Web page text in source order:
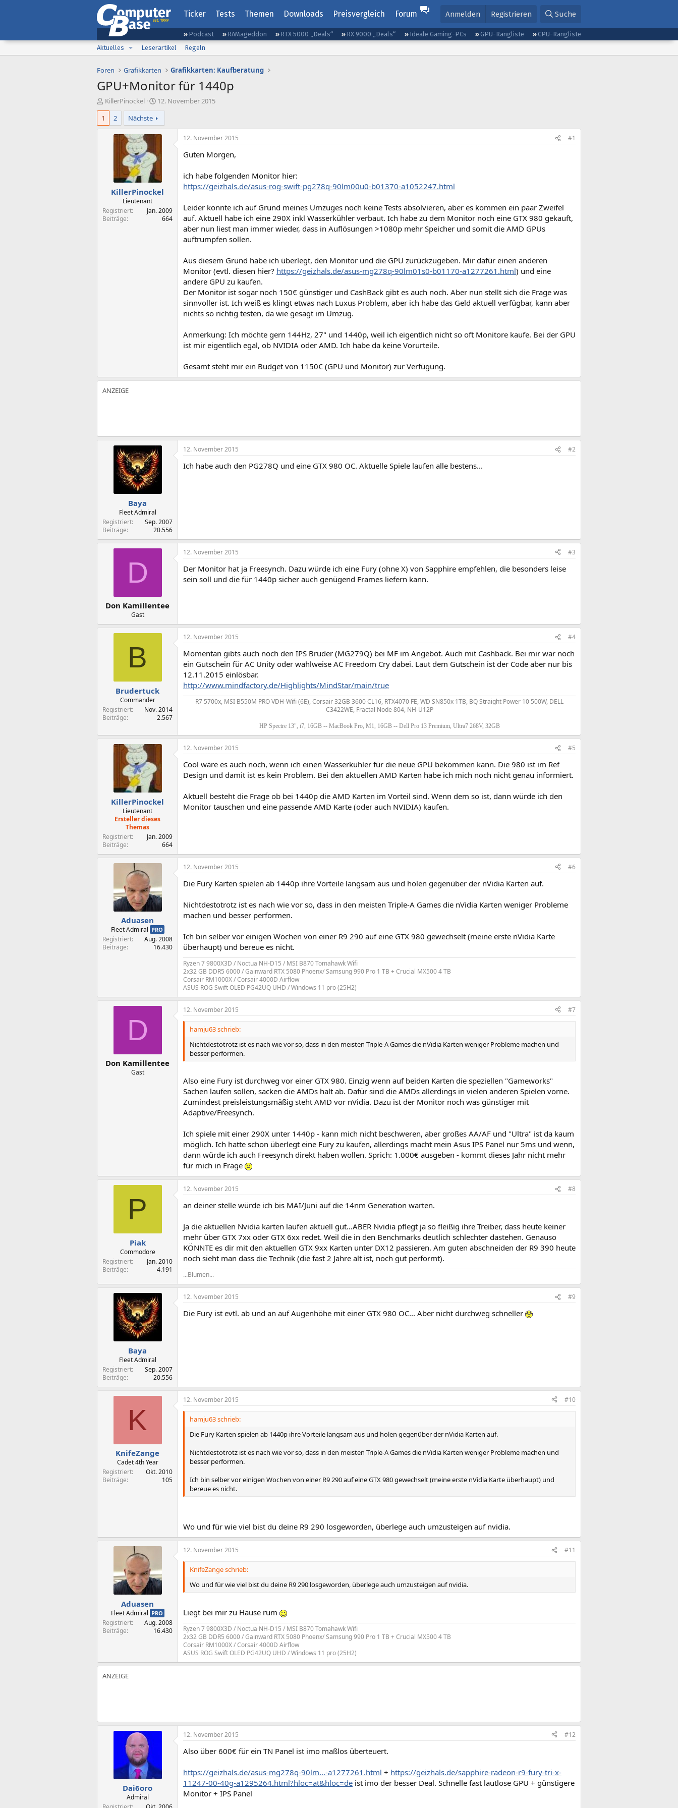
Ticker Tests Themen Downloads Preisvergleich Forum Anmelden Registrieren Suche
Podcast RAMageddon RTX 5000 „Deals“ RX 9000 „Deals“ Ideale Gaming-PCs GPU-Rangliste
CPU-Rangliste
Aktuelles
Leserartikel Regeln
Foren Grafikkarten Grafikkarten: Kaufberatung
GPU+Monitor für 1440p
E
r
t
KillerPinockel
E
r
s
t
e
l
t
a
m
12. November 2015
1
2 Nächste
KillerPinockel
Lieutenant
Registriert
Jan. 2009
Beiträge
664
12. November 2015 #1
Guten Morgen,
ich habe folgenden Monitor hier:
https://geizhals.de/asus-rog-swift-pg278q-90lm00u0-b01370-a1052247.html
Leider konnte ich auf Grund meines Umzuges noch keine Tests absolvieren, aber es kommen ein paar Zweifel
auf. Aktuell habe ich eine 290X inkl Wasserkühler verbaut. Ich habe zu dem Monitor noch eine GTX 980 gekauft,
aber nun liest man immer wieder, dass in Auflösungen >1080p mehr Speicher und somit die AMD GPUs
auftrumpfen sollen.
Aus diesem Grund habe ich überlegt, den Monitor und die GPU zurückzugeben. Mir dafür einen anderen
Monitor (evtl. diesen hier? https://geizhals.de/asus-mg278q-90lm01s0-b01170-a1277261.html) und eine
andere GPU zu kaufen.
Der Monitor ist sogar noch 150€ günstiger und CashBack gibt es auch noch. Aber nun stellt sich die Frage was
sinnvoller ist. Ich weiß es klingt etwas nach Luxus Problem, aber ich habe das Geld aktuell verfügbar, kann aber
nichts so richtig testen, da wie gesagt im Umzug.
Anmerkung: Ich möchte gern 144Hz, 27" und 1440p, weil ich eigentlich nicht so oft Monitore kaufe. Bei der GPU
ist mir eigentlich egal, ob NVIDIA oder AMD. Ich habe da keine Vorurteile.
Gesamt steht mir ein Budget von 1150€ (GPU und Monitor) zur Verfügung.
Baya
Fleet Admiral
Registriert
Sep. 2007
Beiträge
20.556
12. November 2015 #2
Ich habe auch den PG278Q und eine GTX 980 OC. Aktuelle Spiele laufen alle bestens...
D
Don Kamillentee
Gast
12. November 2015 #3
Der Monitor hat ja Freesynch. Dazu würde ich eine Fury (ohne X) von Sapphire empfehlen, die besonders leise
sein soll und die für 1440p sicher auch genügend Frames liefern kann.
B
Brudertuck
Commander
Registriert
Nov. 2014
Beiträge
2.567
12. November 2015 #4
Momentan gibts auch noch den IPS Bruder (MG279Q) bei MF im Angebot. Auch mit Cashback. Bei mir war noch
ein Gutschein für AC Unity oder wahlweise AC Freedom Cry dabei. Laut dem Gutschein ist der Code aber nur bis
12.11.2015 einlösbar.
http://www.mindfactory.de/Highlights/MindStar/main/true
R7 5700x, MSI B550M PRO VDH-Wifi (6E), Corsair 32GB 3600 CL16, RTX4070 FE, WD SN850x 1TB, BQ Straight Power 10 500W, DELL
C3422WE, Fractal Node 804, NH-U12P
HP Spectre 13", i7, 16GB -- MacBook Pro, M1, 16GB -- Dell Pro 13 Premium, Ultra7 268V, 32GB
KillerPinockel
Lieutenant
Ersteller dieses
Themas
Registriert
Jan. 2009
Beiträge
664
12. November 2015 #5
Cool wäre es auch noch, wenn ich einen Wasserkühler für die neue GPU bekommen kann. Die 980 ist im Ref
Design und damit ist es kein Problem. Bei den aktuellen AMD Karten habe ich mich noch nicht genau informiert.
Aktuell besteht die Frage ob bei 1440p die AMD Karten im Vorteil sind. Wenn dem so ist, dann würde ich den
Monitor tauschen und eine passende AMD Karte (oder auch NVIDIA) kaufen.
Aduasen
Fleet Admiral PRO
Registriert
Aug. 2008
Beiträge
16.430
12. November 2015 #6
Die Fury Karten spielen ab 1440p ihre Vorteile langsam aus und holen gegenüber der nVidia Karten auf.
Nichtdestotrotz ist es nach wie vor so, dass in den meisten Triple-A Games die nVidia Karten weniger Probleme
machen und besser performen.
Ich bin selber vor einigen Wochen von einer R9 290 auf eine GTX 980 gewechselt (meine erste nVidia Karte
überhaupt) und bereue es nicht.
Ryzen 7 9800X3D / Noctua NH-D15 / MSI B870 Tomahawk Wifi
2x32 GB DDR5 6000 / Gainward RTX 5080 Phoenx/ Samsung 990 Pro 1 TB + Crucial MX500 4 TB
Corsair RM1000X / Corsair 4000D Airflow
ASUS ROG Swift OLED PG42UQ UHD / Windows 11 pro (25H2)
D
Don Kamillentee
Gast
12. November 2015 #7
hamju63 schrieb:
Nichtdestotrotz ist es nach wie vor so, dass in den meisten Triple-A Games die nVidia Karten weniger Probleme machen und
besser performen.
Also eine Fury ist durchweg vor einer GTX 980. Einzig wenn auf beiden Karten die speziellen "Gameworks"
Sachen laufen sollen, sacken die AMDs halt ab. Dafür sind die AMDs allerdings in vielen anderen Spielen vorne.
Zumindest preisleistungsmäßig steht AMD vor nVidia. Dazu ist der Monitor noch was günstiger mit
Adaptive/Freesynch.
Ich spiele mit einer 290X unter 1440p - kann mich nicht beschweren, aber großes AA/AF und "Ultra" ist da kaum
möglich. Ich hatte schon überlegt eine Fury zu kaufen, allerdings macht mein Asus IPS Panel nur 5ms und wenn,
dann würde ich auch Freesynch direkt haben wollen. Sprich: 1.000€ ausgeben - kommt dieses Jahr nicht mehr
für mich in Frage
P
Piak
Commodore
Registriert
Jan. 2010
Beiträge
4.191
12. November 2015 #8
an deiner stelle würde ich bis MAI/Juni auf die 14nm Generation warten.
Ja die aktuellen Nvidia karten laufen aktuell gut...ABER Nvidia pflegt ja so fleißig ihre Treiber, dass heute keiner
mehr über GTX 7xx oder GTX 6xx redet. Weil die in den Benchmarks deutlich schlechter dastehen. Genauso
KÖNNTE es dir mit den aktuellen GTX 9xx Karten unter DX12 passieren. Am guten abschneiden der R9 390 heute
noch sieht man dass die Technik (die fast 2 Jahre alt ist, noch gut performt).
...Blumen...
Baya
Fleet Admiral
Registriert
Sep. 2007
Beiträge
20.556
12. November 2015 #9
Die Fury ist evtl. ab und an auf Augenhöhe mit einer GTX 980 OC... Aber nicht durchweg schneller
K
KnifeZange
Cadet 4th Year
Registriert
Okt. 2010
Beiträge
105
12. November 2015 #10
hamju63 schrieb:
Die Fury Karten spielen ab 1440p ihre Vorteile langsam aus und holen gegenüber der nVidia Karten auf.
Nichtdestotrotz ist es nach wie vor so, dass in den meisten Triple-A Games die nVidia Karten weniger Probleme machen und
besser performen.
Ich bin selber vor einigen Wochen von einer R9 290 auf eine GTX 980 gewechselt (meine erste nVidia Karte überhaupt) und
bereue es nicht.
Wo und für wie viel bist du deine R9 290 losgeworden, überlege auch umzusteigen auf nvidia.
Aduasen
Fleet Admiral PRO
Registriert
Aug. 2008
Beiträge
16.430
12. November 2015 #11
KnifeZange schrieb:
Wo und für wie viel bist du deine R9 290 losgeworden, überlege auch umzusteigen auf nvidia.
Liegt bei mir zu Hause rum
Ryzen 7 9800X3D / Noctua NH-D15 / MSI B870 Tomahawk Wifi
2x32 GB DDR5 6000 / Gainward RTX 5080 Phoenx/ Samsung 990 Pro 1 TB + Crucial MX500 4 TB
Corsair RM1000X / Corsair 4000D Airflow
ASUS ROG Swift OLED PG42UQ UHD / Windows 11 pro (25H2)
Dai6oro
Admiral
12. November 2015 #12
Also über 600€ für ein TN Panel ist imo maßlos überteuert.
https://geizhals.de/asus-mg278q-90lm...-a1277261.html + https://geizhals.de/sapphire-radeon-r9-fury-tri-x-
11247-00-40g-a1295264.html?hloc=at&hloc=de ist imo der besser Deal. Schnelle fast lautlose GPU + günstigere
Monitor + IPS Panel